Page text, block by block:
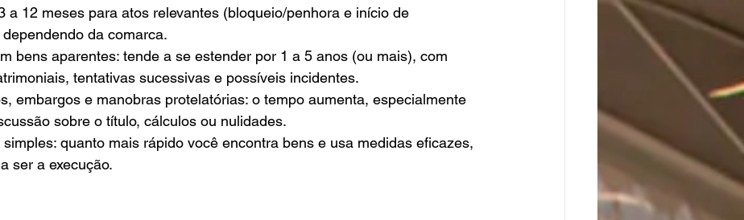
a 12 meses para atos relevantes (bloqueio/penhora e início de
da comarca.
bens aparentes: tende a se estender por 1 a 5 anos (ou mais), com
tentativas sucessivas e possíveis incidentes.
embargos e manobras protelatórias: o tempo aumenta, especialmente
sobre o título, cálculos ou nulidades.
quanto mais rápido você encontra bens e usa medidas eficazes,
ser a execução.